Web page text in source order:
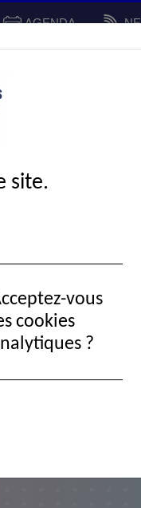
AGENDA
SPORT ET
la ville
site.
vous
cookies
?